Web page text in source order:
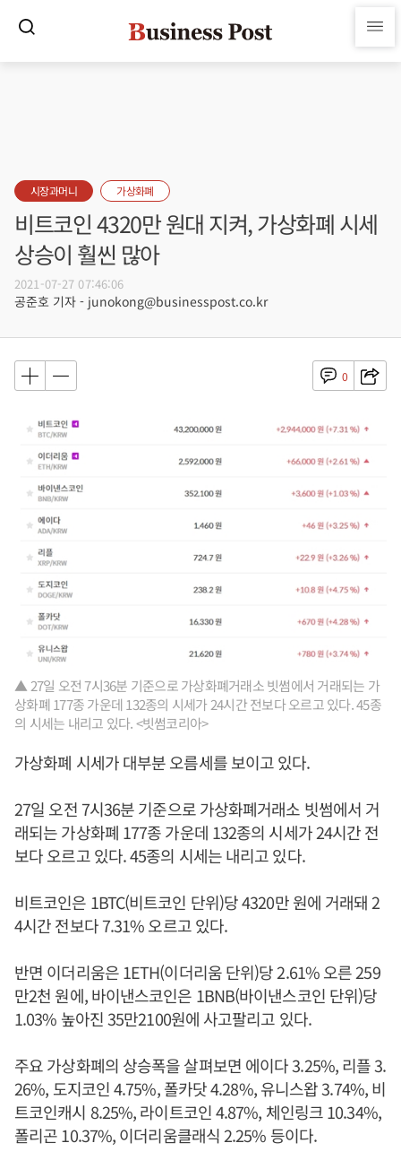
시장과머니 가상화폐
비트코인 4320만 원대 지켜, 가상화폐 시세
상승이 훨씬 많아
2021-07-27 07:46:06
공준호 기자 - junokong@businesspost.co.kr
0
▲ 27일 오전 7시36분 기준으로 가상화폐거래소 빗썸에서 거래되는 가
상화폐 177종 가운데 132종의 시세가 24시간 전보다 오르고 있다. 45종
의 시세는 내리고 있다. <빗썸코리아>
가상화폐 시세가 대부분 오름세를 보이고 있다.
27일 오전 7시36분 기준으로 가상화폐거래소 빗썸에서 거
래되는 가상화폐 177종 가운데 132종의 시세가 24시간 전
보다 오르고 있다. 45종의 시세는 내리고 있다.
비트코인은 1BTC(비트코인 단위)당 4320만 원에 거래돼 2
4시간 전보다 7.31% 오르고 있다.
반면 이더리움은 1ETH(이더리움 단위)당 2.61% 오른 259
만2천 원에, 바이낸스코인은 1BNB(바이낸스코인 단위)당
1.03% 높아진 35만2100원에 사고팔리고 있다.
주요 가상화폐의 상승폭을 살펴보면 에이다 3.25%, 리플 3.
26%, 도지코인 4.75%, 폴카닷 4.28%, 유니스왑 3.74%, 비
트코인캐시 8.25%, 라이트코인 4.87%, 체인링크 10.34%,
폴리곤 10.37%, 이더리움클래식 2.25% 등이다.